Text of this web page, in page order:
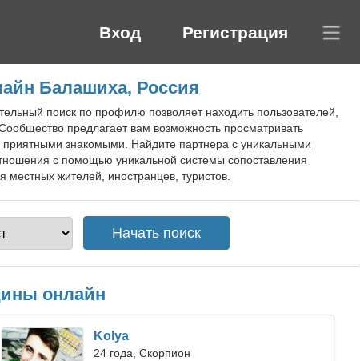
Вход Регистрация
Балашиха, Россия
поиск по профилю позволяет находить пользователей,
предлагает вам возможность просматривать
знакомыми. Найдите партнера с уникальными
с помощью уникальной системы сопоставления
жителей, иностранцев, туристов.
онлайн
Kolya
24 года, Скорпион